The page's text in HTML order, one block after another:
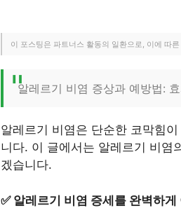
이 포스팅은 파트너스 활동의 일환으로, 이에 따
알레르기 비염 증상과 예방법:
알레르기 비염은 단순한 코막힘
니다. 이 글에서는 알레르기 비염
겠습니다.
✅ 알레르기 비염 증세를 완벽하